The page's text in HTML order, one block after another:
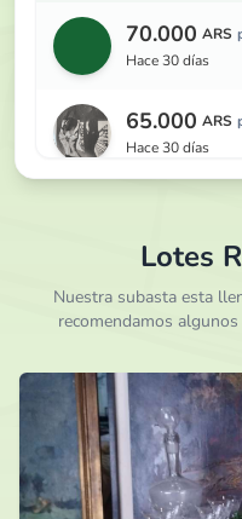
70.000 ARS
hace 30 días
65.000 ARS
hace 30 días
55.000 ARS
hace 1 mes
50.000 ARS
hace 1 mes
45.000 ARS
hace 1 mes
Lotes
Nuestra subasta esta
recomendamos